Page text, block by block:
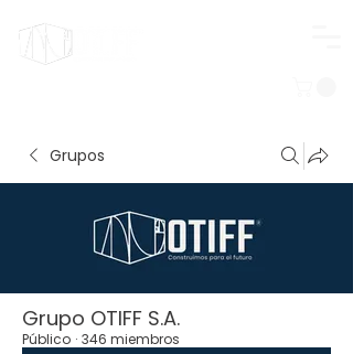
Grupos
Grupo OTIFF S.A.
Público · 346 miembros